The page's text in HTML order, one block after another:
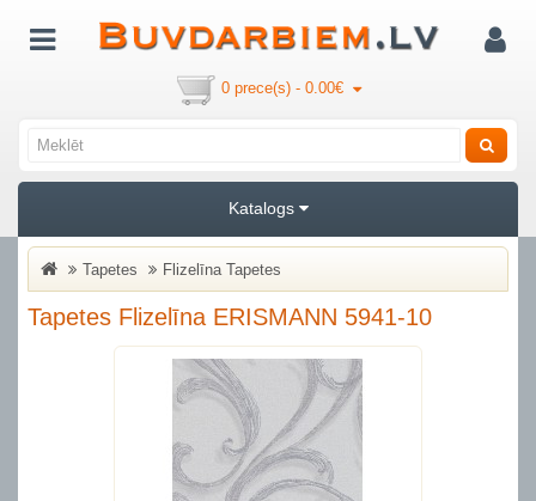
0 prece(s) - 0.00€
Katalogs
Tapetes Flizelīna Tapetes
Tapetes Flizelīna ERISMANN 5941-10